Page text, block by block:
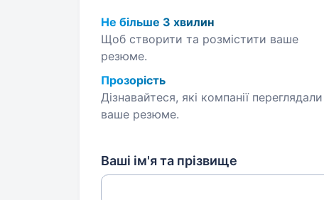
Не більше 3 хвилин
Щоб створити та розмістити ваше
резюме.
Прозорість
Дізнавайтеся, які компанії переглядали
ваше резюме.
Ваші ім'я та прізвище